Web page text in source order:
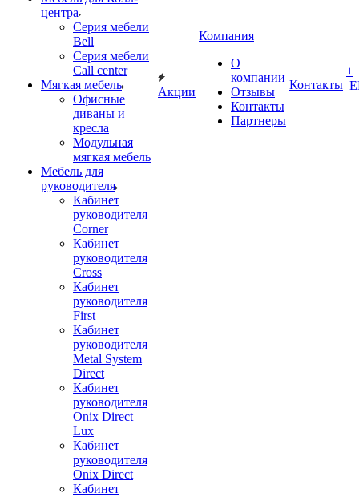
центра
Серия мебели
Bell
Серия мебели
Call center
Мягкая мебель
Офисные
диваны и
кресла
Модульная
мягкая мебель
Мебель для
руководителя
Кабинет
руководителя
Corner
Кабинет
руководителя
Cross
Кабинет
руководителя
First
Кабинет
руководителя
Metal System
Direct
Кабинет
руководителя
Onix Direct
Lux
Кабинет
руководителя
Onix Direct
Кабинет
Акции
Компания
О
компании
Отзывы
Контакты
Партнеры
Контакты
+